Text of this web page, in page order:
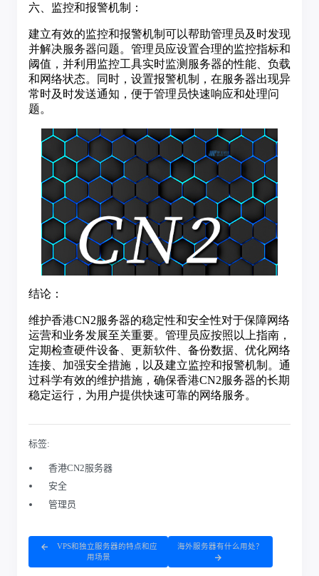
标签:
香港CN2服务器
安全
管理员
VPS和独立服务器的特点和应
用场景
海外服务器有什么用处？